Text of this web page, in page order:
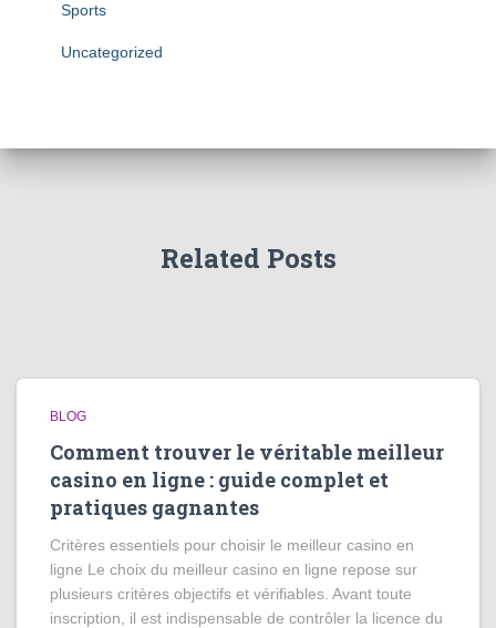
Sports
Uncategorized
Related Posts
BLOG
Comment trouver le véritable meilleur
casino en ligne : guide complet et
pratiques gagnantes
Critères essentiels pour choisir le meilleur casino en
ligne Le choix du meilleur casino en ligne repose sur
plusieurs critères objectifs et vérifiables. Avant toute
inscription, il est indispensable de contrôler la licence du